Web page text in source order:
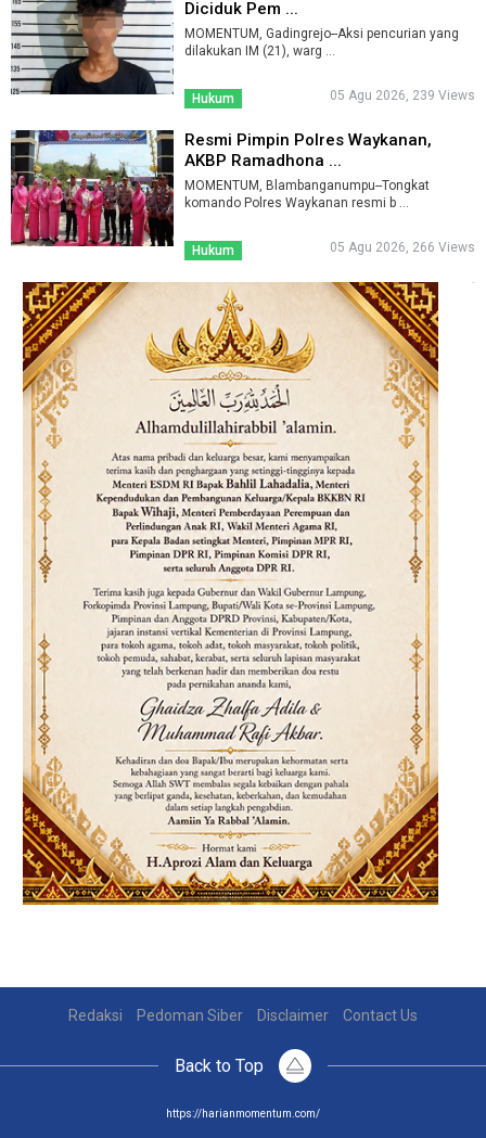
Diciduk Pem ...
MOMENTUM, Gadingrejo--Aksi pencurian yang
dilakukan IM (21), warg ...
Hukum 05 Agu 2026, 239 Views
Resmi Pimpin Polres Waykanan,
AKBP Ramadhona ...
MOMENTUM, Blambanganumpu--Tongkat
komando Polres Waykanan resmi b ...
Hukum 05 Agu 2026, 266 Views
Redaksi Pedoman Siber Disclaimer Contact Us
Back to Top
https://harianmomentum.com/